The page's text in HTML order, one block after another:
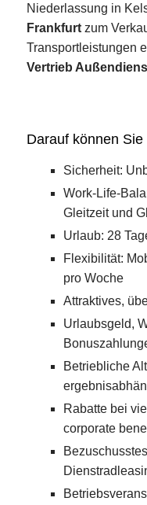
Niederlassung in
Frankfurt zum
Transportleistungen
Vertrieb
Darauf können
Sicherheit:
Work-Life-
Gleitzeit und
Urlaub: 28
Flexibilität:
pro Woche
Attraktives,
Urlaubsgeld,
Betriebliche
Rabatte bei
corporate